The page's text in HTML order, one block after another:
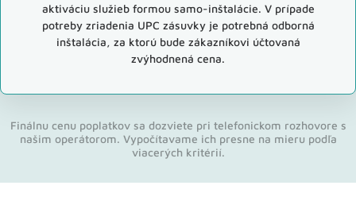
aktiváciu služieb formou samo-inštalácie. V prípade
potreby zriadenia UPC zásuvky je potrebná odborná
inštalácia, za ktorú bude zákazníkovi účtovaná
zvýhodnená cena.
Finálnu cenu poplatkov sa dozviete pri telefonickom rozhovore s
našim operátorom. Vypočítavame ich presne na mieru podľa
viacerých kritérií.